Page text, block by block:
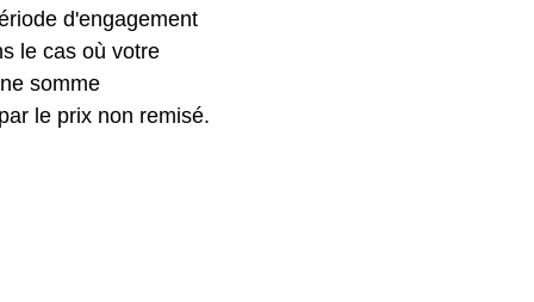
d'engagement
le cas où votre
somme
le prix non remisé.